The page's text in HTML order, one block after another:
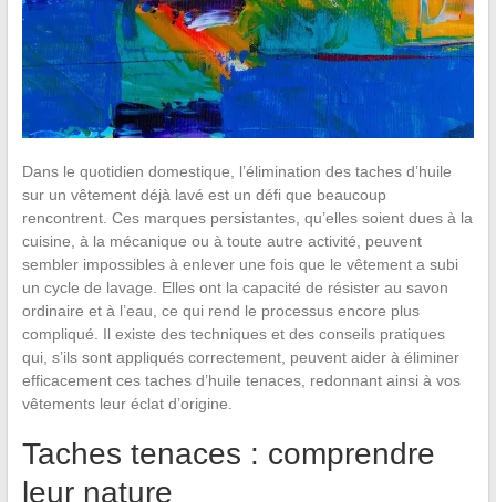
Dans le quotidien domestique, l’élimination des taches d’huile
sur un vêtement déjà lavé est un défi que beaucoup
rencontrent. Ces marques persistantes, qu’elles soient dues à la
cuisine, à la mécanique ou à toute autre activité, peuvent
sembler impossibles à enlever une fois que le vêtement a subi
un cycle de lavage. Elles ont la capacité de résister au savon
ordinaire et à l’eau, ce qui rend le processus encore plus
compliqué. Il existe des techniques et des conseils pratiques
qui, s’ils sont appliqués correctement, peuvent aider à éliminer
efficacement ces taches d’huile tenaces, redonnant ainsi à vos
vêtements leur éclat d’origine.
Taches tenaces : comprendre
leur nature